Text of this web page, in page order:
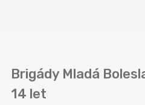
Brigády Mladá
14 let